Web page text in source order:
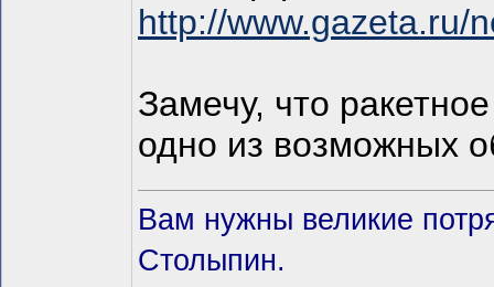
http://www.gazeta.ru/
Замечу, что
одно из возможных
Вам нужны великие
Столыпин.